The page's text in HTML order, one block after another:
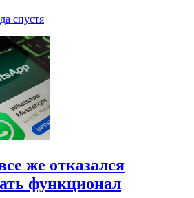
спустя
же отказался
функционал